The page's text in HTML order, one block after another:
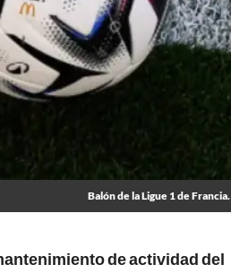
Balón de la Ligue 1 de Francia.
de actividad del